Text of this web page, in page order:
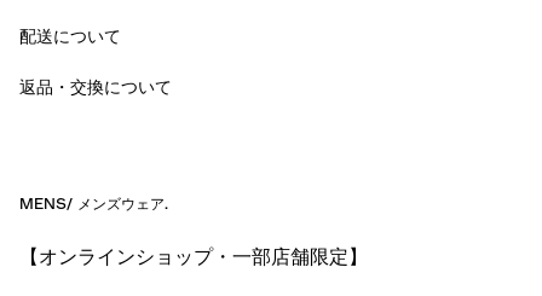
配送について
返品・交換について
MENS/ メンズウェア.
【オンラインショップ・一部店舗限定】